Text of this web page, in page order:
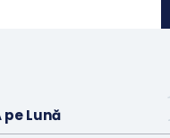
pe Lună